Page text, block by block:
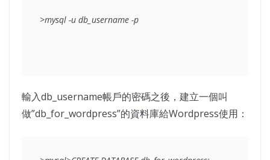
>mysql -u db_username -p
輸入db_username帳戶的密碼之後，建立一個叫
做”db_for_wordpress”的資料庫給Wordpress使用：